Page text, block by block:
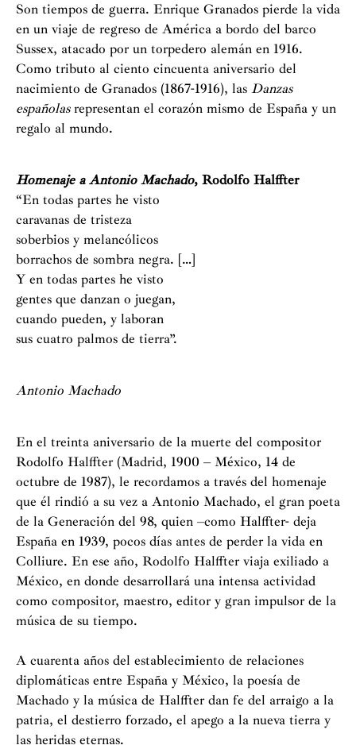
Son tiempos de guerra. Enrique Granados pierde la vida
en un viaje de regreso de América a bordo del barco
Sussex, atacado por un torpedero alemán en 1916.
Como tributo al ciento cincuenta aniversario del
nacimiento de Granados (1867-1916), las Danzas
españolasrepresentan el corazón mismo de España y un
regalo al mundo.
Homenaje a Antonio Machado, Rodolfo Halffter
“En todas partes he visto
caravanas de tristeza
soberbios y melancólicos
borrachos de sombra negra. […]
Y en todas partes he visto
gentes que danzan o juegan,
cuando pueden, y laboran
sus cuatro palmos de tierra”.
Antonio Machado
En el treinta aniversario de la muerte del compositor
Rodolfo Halffter (Madrid, 1900 – México, 14 de
octubre de 1987), le recordamos a través del homenaje
que él rindió a su vez a Antonio Machado, el gran poeta
de la Generación del 98, quien –como Halffter- deja
España en 1939, pocos días antes de perder la vida en
Colliure. En ese año, Rodolfo Halffter viaja exiliado a
México, en donde desarrollará una intensa actividad
como compositor, maestro, editor y gran impulsor de la
música de su tiempo.
A cuarenta años del establecimiento de relaciones
diplomáticas entre España y México, la poesía de
Machado y la música de Halffter dan fe del arraigo a la
patria, el destierro forzado, el apego a la nueva tierra y
las heridas eternas.